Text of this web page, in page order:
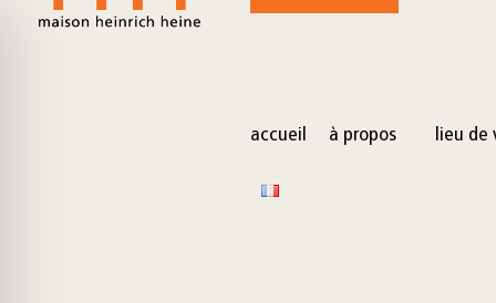
accueil à propos lieu de